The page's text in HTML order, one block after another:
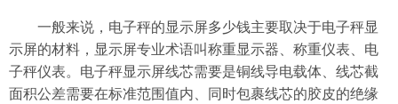
一般来说，电子秤的显示屏多少钱主要取决于电子秤显
示屏的材料，显示屏专业术语叫称重显示器、称重仪表、电
子秤仪表。电子秤显示屏线芯需要是铜线导电载体、线芯截
面积公差需要在标准范围值内、同时包裹线芯的胶皮的绝缘